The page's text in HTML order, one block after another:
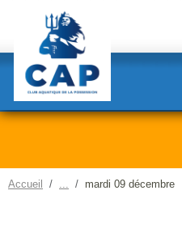
Accueil mardi 09 décembre
Panneau de gestion des cookies